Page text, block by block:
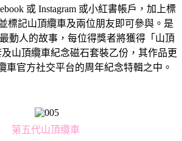
或 Instagram 或小紅書帳戶，加上標
標記山頂纜車及兩位朋友即可參與。是
動人的故事，每位得獎者將獲得「山頂
山頂纜車紀念磁石套裝乙份，其作品更
車官方社交平台的周年紀念特輯之中。
第五代山頂纜車